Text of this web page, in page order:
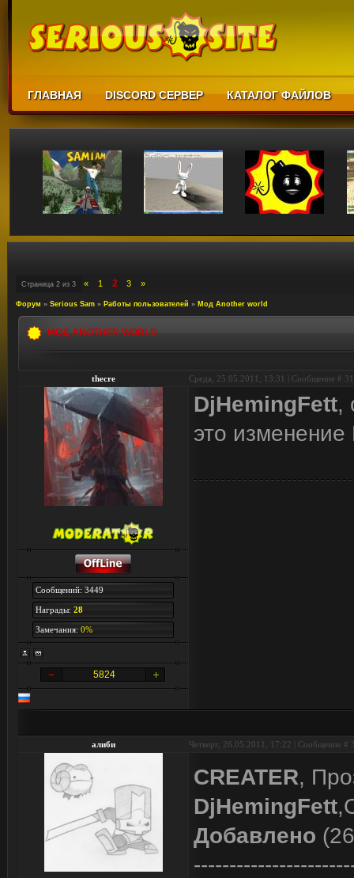
ГЛАВНАЯ DISCORD СЕРВЕР КАТАЛОГ ФАЙЛОВ
Страница 2 из 3 « 1 2 3 »
Форум » Serious Sam » Работы пользователей » Мод Another world
МОД ANOTHER WORLD
thecre Среда, 25.05.2011, 13:31 | Сообщение # 31
Сообщений: 3449
Награды: 28
Замечания: 0%
5824
DjHemingFett,
это изменение
алиби Четверг, 26.05.2011, 17:22 | Сообщение #
CREATER,
DjHemingFett
Добавлено